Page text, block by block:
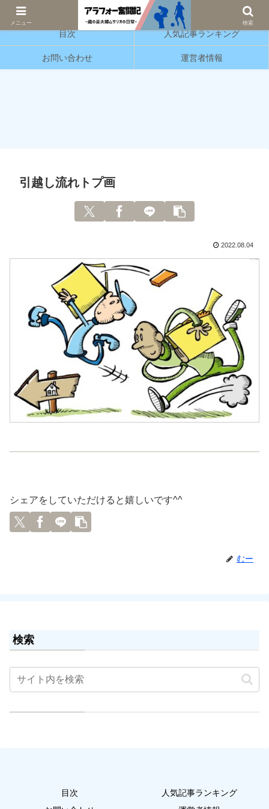
サッカーと育児の情報発信をしています。
目次 人気記事ランキング
お問い合わせ 運営者情報
引越し流れトプ画
2022.08.04
シェアをしていただけると嬉しいです^^
むー
検索
目次
人気記事ランキング
メニュー 検索